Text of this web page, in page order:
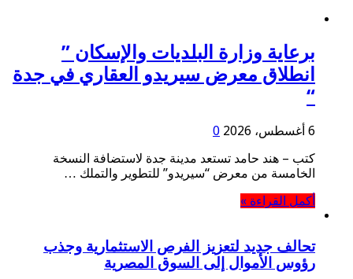
برعاية وزارة البلديات والإسكان ”
انطلاق معرض سيريدو العقاري في جدة
“
6 أغسطس، 2026
0
كتب – هند حامد تستعد مدينة جدة لاستضافة النسخة
الخامسة من معرض “سيريدو” للتطوير والتملك …
أكمل القراءة »
تحالف جديد لتعزيز الفرص الاستثمارية وجذب
رؤوس الأموال إلى السوق المصرية